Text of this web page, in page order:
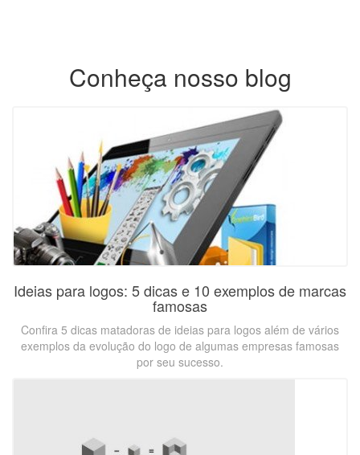
Conheça nosso blog
Ideias para logos: 5 dicas e 10 exemplos de marcas
famosas
Confira 5 dicas matadoras de ideias para logos além de vários
exemplos da evolução do logo de algumas empresas famosas
por seu sucesso.